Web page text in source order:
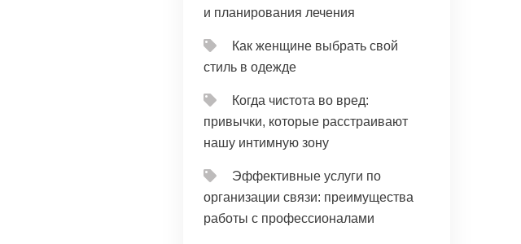
и планирования лечения
Как женщине выбрать свой
стиль в одежде
Когда чистота во вред:
привычки, которые расстраивают
нашу интимную зону
Эффективные услуги по
организации связи: преимущества
работы с профессионалами